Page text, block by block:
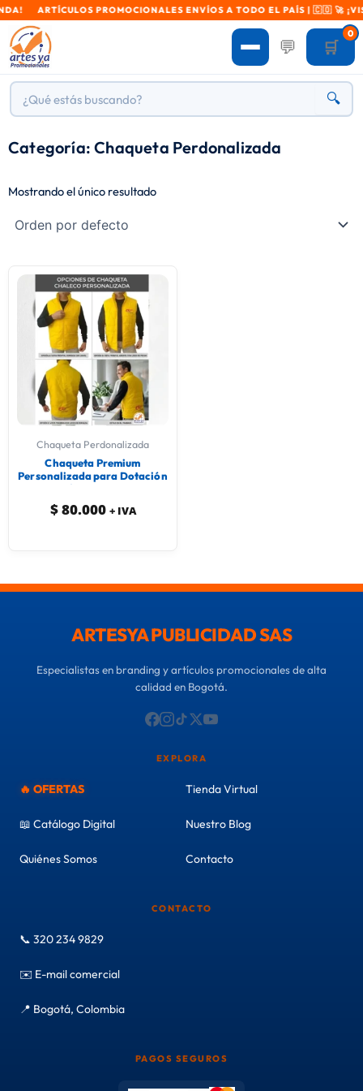
PROMOCIONALES ENVÍOS A TODO EL PAÍS | 🇨🇴 🚀
💬 🛒
0
🔍
Categoría: Chaqueta Perdonalizada
Mostrando el único resultado
Chaqueta Perdonalizada
Chaqueta Premium
Personalizada para Dotación
| Artesya
$80.000 + IVA
ARTESYA PUBLICIDAD SAS
Especialistas en branding y artículos promocionales de alta
calidad en Bogotá.
EXPLORA
🔥 OFERTAS Tienda Virtual
📖 Catálogo Digital Nuestro Blog
Quiénes Somos Contacto
CONTACTO
📞 320 234 9829
✉️ E-mail comercial
📍 Bogotá, Colombia
PAGOS SEGUROS